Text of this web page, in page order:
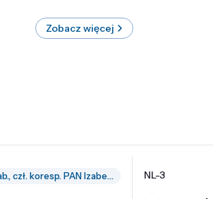
Zobacz więcej
prof. dr hab., czł. koresp. PAN Izabella Grzegory NL-3